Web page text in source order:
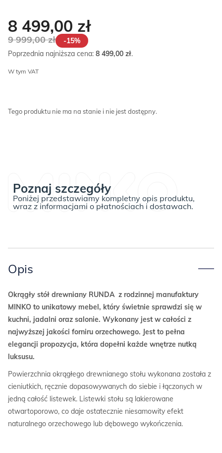
8 499,00 zł
9 999,00zł
-15%
Poprzednia najniższa cena: 8 499,00 zł.
W tym VAT
Tego produktu nie ma na stanie i nie jest dostępny.
Poznaj szczegóły
Poniżej przedstawiamy kompletny opis produktu,
wraz z informacjami o płatnościach i dostawach.
Opis
Okrągły stół drewniany RUNDA z rodzinnej manufaktury
MINKO to unikatowy mebel, który świetnie sprawdzi się w
kuchni, jadalni oraz salonie. Wykonany jest w całości z
najwyższej jakości forniru orzechowego. Jest to pełna
elegancji propozycja, która dopełni każde wnętrze nutką
luksusu.
Powierzchnia okrągłego drewnianego stołu wykonana została z
cieniutkich, ręcznie dopasowywanych do siebie i łączonych w
jedną całość listewek. Listewki stołu są lakierowane
otwartoporowo, co daje ostatecznie niesamowity efekt
naturalnego orzechowego lub dębowego wykończenia.